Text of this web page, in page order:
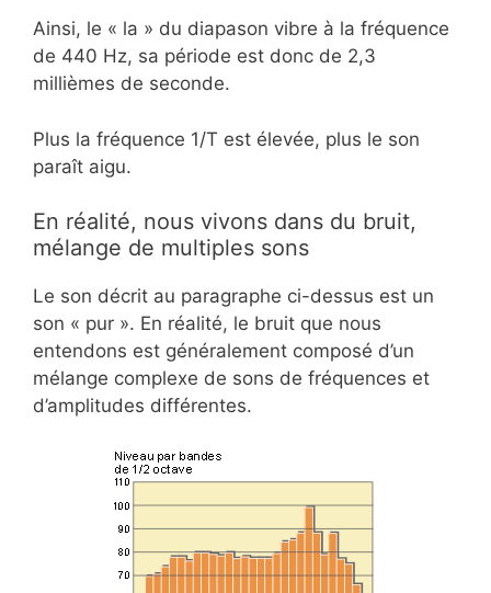
Ainsi, le « la » du diapason vibre à la fréquence
de 440 Hz, sa période est donc de 2,3
millièmes de seconde.
Plus la fréquence 1/T est élevée, plus le son
paraît aigu.
En réalité, nous vivons dans du bruit,
mélange de multiples sons
Le son décrit au paragraphe ci-dessus est un
son « pur ». En réalité, le bruit que nous
entendons est généralement composé d’un
mélange complexe de sons de fréquences et
d’amplitudes différentes.